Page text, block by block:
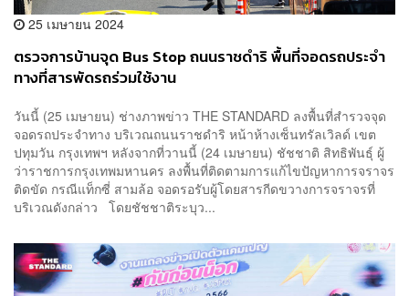
25 เมษายน 2024
ตรวจการบ้านจุด Bus Stop ถนนราชดำริ พื้นที่จอดรถประจำ
ทางที่สารพัดรถร่วมใช้งาน
วันนี้ (25 เมษายน) ช่างภาพข่าว THE STANDARD ลงพื้นที่สำรวจจุด
จอดรถประจำทาง บริเวณถนนราชดำริ หน้าห้างเซ็นทรัลเวิลด์ เขต
ปทุมวัน กรุงเทพฯ หลังจากที่วานนี้ (24 เมษายน) ชัชชาติ สิทธิพันธุ์ ผู้
ว่าราชการกรุงเทพมหานคร ลงพื้นที่ติดตามการแก้ไขปัญหาการจราจร
ติดขัด กรณีแท็กซี่ สามล้อ จอดรอรับผู้โดยสารกีดขวางการจราจรที่
บริเวณดังกล่าว โดยชัชชาติระบุว...